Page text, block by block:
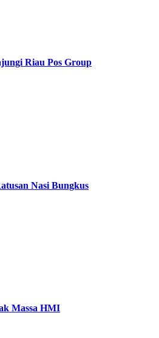
Riau Pos Group
Nasi Bungkus
Massa HMI